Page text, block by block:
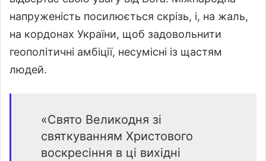
напруженість посилюється скрізь, і, на жаль,
на кордонах України, щоб задовольнити
геополітичні амбіції, несумісні із щастям
людей.
«Свято Великодня зі
святкуванням Христового
воскресіння в ці вихідні